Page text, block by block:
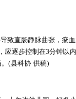
直肠静脉曲张，瘀
逐步控制在3分钟以
(县科协 供稿)